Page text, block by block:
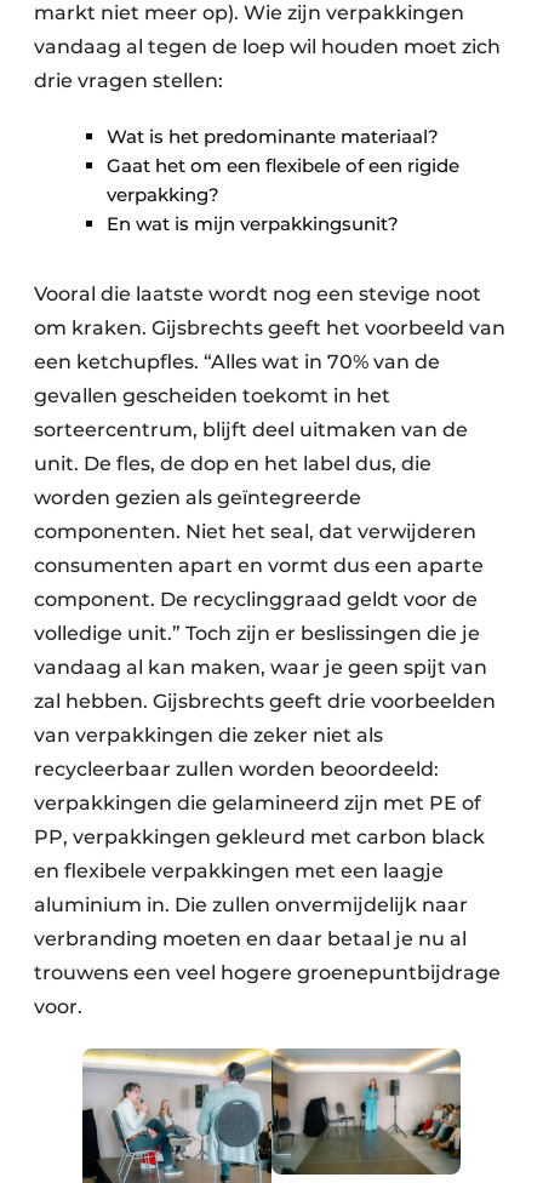
markt niet meer op). Wie zijn verpakkingen
vandaag al tegen de loep wil houden moet zich
drie vragen stellen:
Wat is het predominante materiaal?
Gaat het om een flexibele of een rigide
verpakking?
En wat is mijn verpakkingsunit?
Vooral die laatste wordt nog een stevige noot
om kraken. Gijsbrechts geeft het voorbeeld van
een ketchupfles. “Alles wat in 70% van de
gevallen gescheiden toekomt in het
sorteercentrum, blijft deel uitmaken van de
unit. De fles, de dop en het label dus, die
worden gezien als geïntegreerde
componenten. Niet het seal, dat verwijderen
consumenten apart en vormt dus een aparte
component. De recycling­graad geldt voor de
volledige unit.” Toch zijn er beslissingen die je
vandaag al kan maken, waar je geen spijt van
zal hebben. Gijsbrechts geeft drie voorbeelden
van verpakkingen die zeker niet als
recycleerbaar zullen worden beoordeeld:
verpakkingen die gelamineerd zijn met PE of
PP, verpakkingen gekleurd met carbon black
en flexibele verpakkingen met een laagje
aluminium in. Die zullen onvermijdelijk naar
verbranding moeten en daar betaal je nu al
trouwens een veel hogere groenepuntbijdrage
voor.